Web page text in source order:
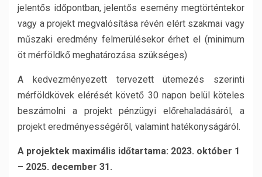
jelentős időpontban, jelentős esemény megtörténtekor
vagy a projekt megvalósítása révén elért szakmai vagy
műszaki eredmény felmerülésekor érhet el (minimum
öt mérföldkő meghatározása szükséges)
A kedvezményezett tervezett ütemezés szerinti
mérföldkövek elérését követő 30 napon belül köteles
beszámolni a projekt pénzügyi előrehaladásáról, a
projekt eredményességéről, valamint hatékonyságáról.
A projektek maximális időtartama: 2023. október 1
– 2025. december 31.